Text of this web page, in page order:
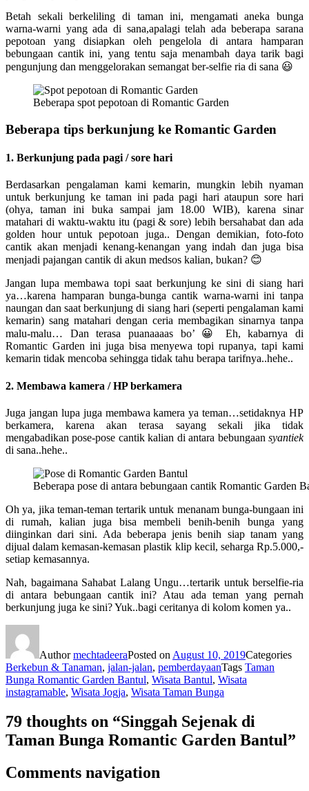
Betah sekali berkeliling di taman ini, mengamati aneka bunga
warna-warni yang ada di sana,apalagi telah ada beberapa sarana
pepotoan yang disiapkan oleh pengelola di antara hamparan
bebungaan cantik ini, yang tentu saja menambah daya tarik bagi
pengunjung dan menggelorakan semangat ber-selfie ria di sana 😃
Beberapa spot pepotoan di Romantic Garden
Beberapa tips berkunjung ke Romantic Garden
1. Berkunjung pada pagi / sore hari
Berdasarkan pengalaman kami kemarin, mungkin lebih nyaman
untuk berkunjung ke taman ini pada pagi hari ataupun sore hari
(ohya, taman ini buka sampai jam 18.00 WIB), karena sinar
matahari di waktu-waktu itu (pagi & sore) lebih bersahabat dan ada
golden hour untuk pepotoan juga.. Dengan demikian, foto-foto
cantik akan menjadi kenang-kenangan yang indah dan juga bisa
menjadi pajangan cantik di akun medsos kalian, bukan? 😊
Jangan lupa membawa topi saat berkunjung ke sini di siang hari
ya…karena hamparan bunga-bunga cantik warna-warni ini tanpa
naungan dan saat berkunjung di siang hari (seperti pengalaman kami
kemarin) sang matahari dengan ceria membagikan sinarnya tanpa
malu-malu… Dan terasa puanaaaas bo’ 😀 Eh, kabarnya di
Romantic Garden ini juga bisa menyewa topi rupanya, tapi kami
kemarin tidak mencoba sehingga tidak tahu berapa tarifnya..hehe..
2. Membawa kamera / HP berkamera
Juga jangan lupa juga membawa kamera ya teman…setidaknya HP
berkamera, karena akan terasa sayang sekali jika tidak
mengabadikan pose-pose cantik kalian di antara bebungaan syantiek
di sana..hehe..
Beberapa pose di antara bebungaan cantik Romantic Garden
Oh ya, jika teman-teman tertarik untuk menanam bunga-bungaan ini
di rumah, kalian juga bisa membeli benih-benih bunga yang
diinginkan dari sini. Ada beberapa jenis benih siap tanam yang
dijual dalam kemasan-kemasan plastik klip kecil, seharga Rp.5.000,-
setiap kemasannya.
Nah, bagaimana Sahabat Lalang Ungu…tertarik untuk berselfie-ria
di antara bebungaan cantik ini? Atau ada teman yang pernah
berkunjung juga ke sini? Yuk..bagi ceritanya di kolom komen ya..
AuthormechtadeeraPosted on August 10, 2019Categories
Berkebun & Tanaman, jalan-jalan, pemberdayaanTags Taman
Bunga Romantic Garden Bantul, Wisata Bantul, Wisata
instagramable, Wisata Jogja, Wisata Taman Bunga
79 thoughts on “Singgah Sejenak di
Taman Bunga Romantic Garden Bantul”
Comments navigation